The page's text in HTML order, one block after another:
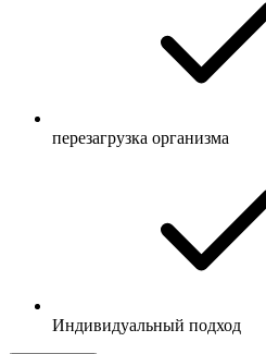
перезагрузка организма
Индивидуальный подход